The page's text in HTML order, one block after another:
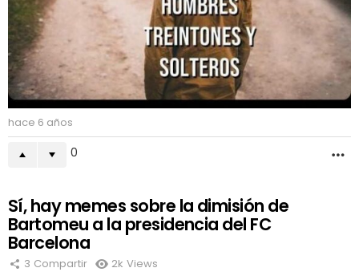
hace 6 años
0
Sí, hay memes sobre la dimisión de
Bartomeu a la presidencia del FC
Barcelona
3 Compartir 2k Views